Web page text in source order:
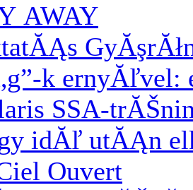
AWAY
k ernyĂľvel:
SSA-
idĂľ utĂĄn
Ouvert